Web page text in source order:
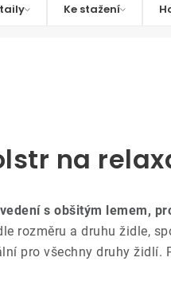
Ke stažení
na
s obšitým lemem,
rozměru a druhu židle,
pro všechny druhy židlí.